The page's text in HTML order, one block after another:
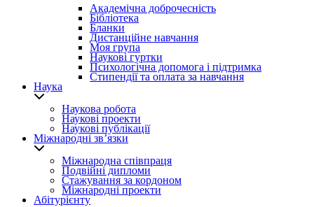
Академічна доброчесність
Бібліотека
Бланки
Дистанційне навчання
Моя група
Наукові гуртки
Психологічна допомога і підтримка
Стипендії та оплата за навчання
Наука
Наукова робота
Наукові проекти
Наукові публікації
Міжнародні зв’язки
Міжнародна співпраця
Подвійні дипломи
Стажування за кордоном
Міжнародні проекти
Абітурієнту